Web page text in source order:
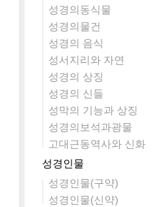
성경의동식물
성경의물건
성경의 음식
성서지리와 자연
성경의 상징
성경의 신들
성막의 기능과 상징
성경의보석과광물
고대근동역사와 신화
성경인물
성경인물(구약)
성경인물(신약)